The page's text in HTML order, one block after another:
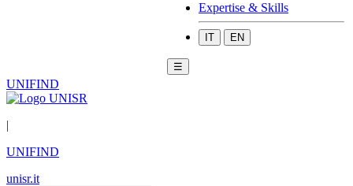
Expertise & Skills
IT EN
☰
UNIFIND
|
UNIFIND
unisr.it